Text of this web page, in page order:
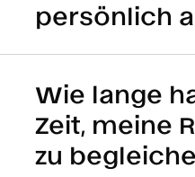
persönlich
Wie lange
Zeit, meine
zu